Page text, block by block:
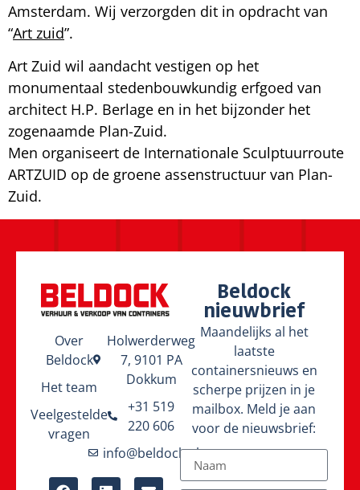
Amsterdam. Wij verzorgden dit in opdracht van
“Art zuid”.
Art Zuid wil aandacht vestigen op het
monumentaal stedenbouwkundig erfgoed van
architect H.P. Berlage en in het bijzonder het
zogenaamde Plan-Zuid.
Men organiseert de Internationale Sculptuurroute
ARTZUID op de groene assenstructuur van Plan-
Zuid.
Over
Beldock
Het team
Veelgestelde
vragen
Holwerderweg
7, 9101 PA
Dokkum
+31 519
220 606
info@beldock.nl
Beldock
nieuwbrief
Maandelijks al het
laatste
containersnieuws en
scherpe prijzen in je
mailbox. Meld je aan
voor de nieuwsbrief: